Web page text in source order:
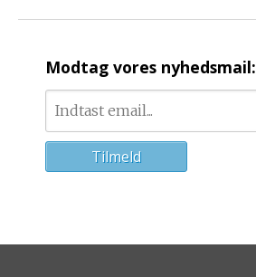
Modtag vores nyhedsmail: